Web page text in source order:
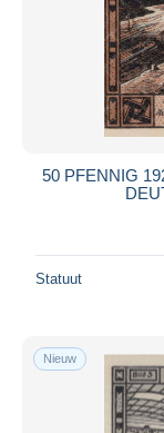
50 PFENNIG
Statuut
Nieuw